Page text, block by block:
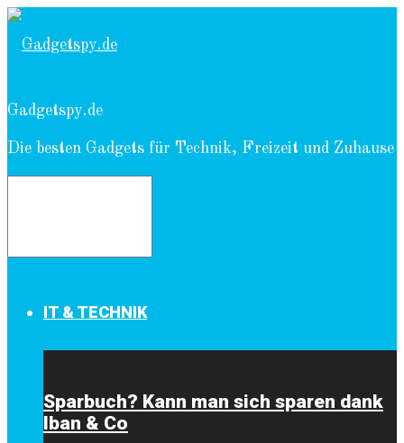
Gadgetspy.de
Die besten Gadgets für Technik, Freizeit und Zuhause
IT & TECHNIK
Sparbuch? Kann man sich sparen dank
Iban & Co